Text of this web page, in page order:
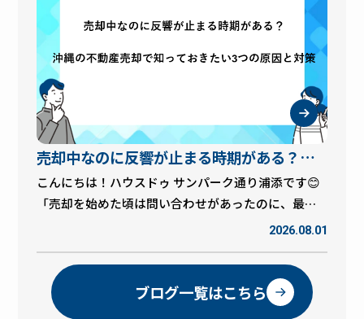
ブログ一覧はこちら
事前審査が通っていても、本審査で結果が変わるこ
ともあります。当社では進捗を確認しながらスムー
ズに契約へ進められるようサポートしています！ 理
由② 条件交渉がまとまらない 購入申込には価格だけ
でなく、 引渡し日 設備の引継ぎ 家具・家電の扱い 修
繕内容 など、さまざまな条件があります。 双方の希
望が一致しなければ、契約に至らないこともありま
す。 「少しの条件調整で契約につながることも多い
です！」焦って判断するのではなく、担当者と相談
しながら進めることが大切です。売主様にとって最
の物件を比較しています。 そのため、 「他に希望に
合う物件が見つかった」「家族と相談して見送るこ
とになった」 など、契約前に申込が取り下げになる
思います。 今回は、売主様のご希望やライフスタイ
ルに合わせた販売計画を立て、無事ご成約となった
事例です。 【物件概要】ヴァンヴェール沢岻ヒルズ
所在地：浦添市字沢岻1428-1築年月：2016年1月間取
り：3LDK特徴：ペット飼育可能マンション ヴァンヴ
ェール沢岻ヒルズは、高台に位置する人気のマンシ
ョンで、開放感のある住環境やファミリー世帯にも
使いやすい3LDKの間取りが魅力の物件です。また、
ペットと一緒に暮らせる点も購入検討者様から注目
されるポイントとなりました。 【売却活動のポイン
ト】お引越し後のご案内でスムーズな販売へ 今回の
たため、**「引っ越し後のタイミングで内覧をご希
望」**という条件で販売活動をスタートしました。
中古マンションの売却では、 ・居住中のまま販売す
売却中なのに反響が止まる時期がある？沖
縄の不動産売却で知っておきたい3つの原因
と対策
こんにちは！ハウスドゥ サンパーク通り浦添です😊
「売却を始めた頃は問い合わせがあったのに、最近
は反響が少なくなった…」「ポータルサイトに掲載
産を売却中の売主様から、このようなお悩みをいた
だくことがあります。 実は、不動産売却では販売期
間中に反響が落ち着くタイミングがあるのは珍しい
2026.08.01